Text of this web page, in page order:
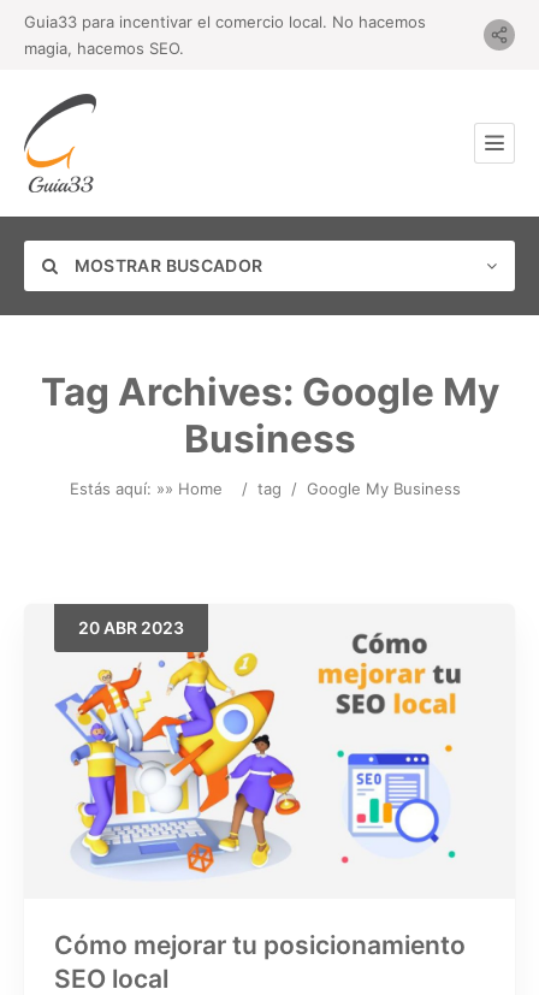
Guia33 para incentivar el comercio local. No hacemos
magia, hacemos SEO.
MOSTRAR BUSCADOR
Ubicación
Buscar
Tag Archives: Google My
Business
Estás aquí: »» Home / tag / Google My Business
20 ABR 2023
Cómo mejorar tu posicionamiento
SEO local